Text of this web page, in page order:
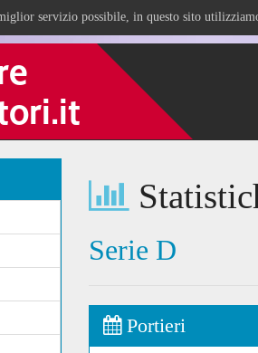
servizio possibile, in questo sito
Serie D
Portieri